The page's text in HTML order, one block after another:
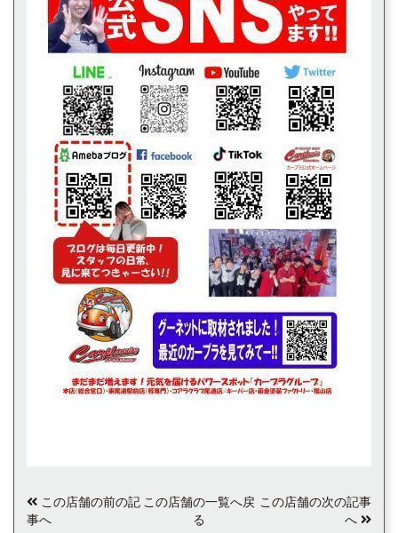
この店舗の前の記
事へ
この店舗の一覧へ戻
る
この店舗の次の記事
へ